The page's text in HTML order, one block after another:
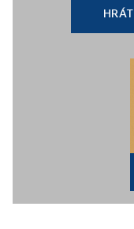
HRÁT